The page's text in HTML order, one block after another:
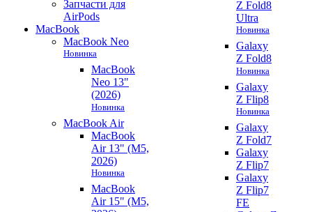
Запчасти для
AirPods
MacBook
MacBook Neo
Новинка
MacBook
Neo 13"
(2026)
Новинка
MacBook Air
MacBook
Air 13" (M5,
2026)
Новинка
MacBook
Air 15" (M5,
Z Fold8
Ultra
Новинка
Galaxy
Z Fold8
Новинка
Galaxy
Z Flip8
Новинка
Galaxy
Z Fold7
Galaxy
Z Flip7
Galaxy
Z Flip7
FE